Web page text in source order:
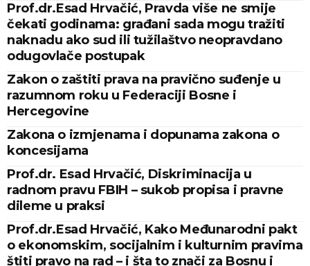
Prof.dr.Esad Hrvačić, Pravda više ne smije
čekati godinama: građani sada mogu tražiti
naknadu ako sud ili tužilaštvo neopravdano
odugovlače postupak
Zakon o zaštiti prava na pravično suđenje u
razumnom roku u Federaciji Bosne i
Hercegovine
Zakona o izmjenama i dopunama zakona o
koncesijama
Prof.dr. Esad Hrvačić, Diskriminacija u
radnom pravu FBIH – sukob propisa i pravne
dileme u praksi
Prof.dr.Esad Hrvačić, Kako Međunarodni pakt
o ekonomskim, socijalnim i kulturnim pravima
štiti pravo na rad – i šta to znači za Bosnu i